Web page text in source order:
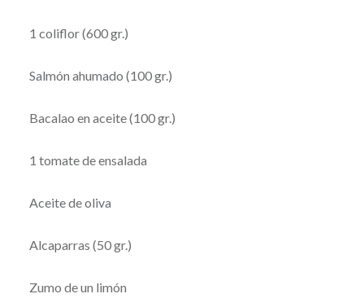
1 coliflor (600 gr.)
Salmón ahumado (100 gr.)
Bacalao en aceite (100 gr.)
1 tomate de ensalada
Aceite de oliva
Alcaparras (50 gr.)
Zumo de un limón